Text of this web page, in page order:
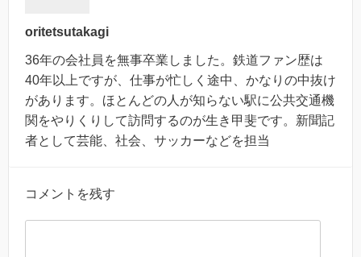
oritetsutakagi
36年の会社員を無事卒業しました。鉄道ファン歴は
40年以上ですが、仕事が忙しく途中、かなりの中抜け
があります。ほとんどの人が知らない駅に公共交通機
関をやりくりして訪問するのが生き甲斐です。新聞記
者として芸能、社会、サッカーなどを担当
コメントを残す